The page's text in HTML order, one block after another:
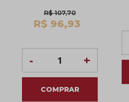
R$ 107,70
R$ 96,93
+
-
COMPRAR